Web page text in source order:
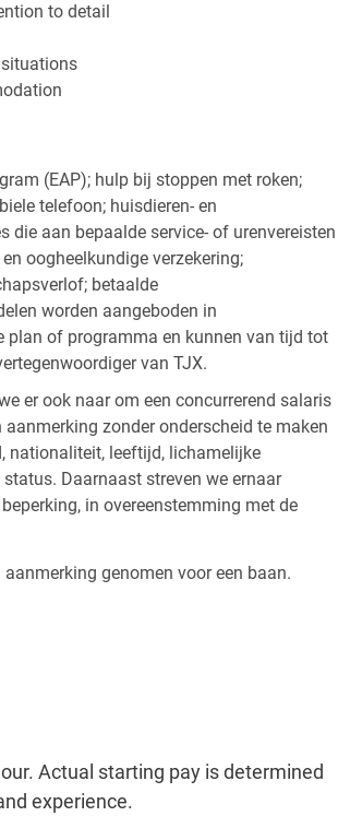
to detail
(EAP); hulp bij stoppen met roken;
telefoon; huisdieren- en
die aan bepaalde service- of urenvereisten
oogheelkundige verzekering;
betaalde
worden aangeboden in
plan of programma en kunnen van tijd tot
van TJX.
er ook naar om een concurrerend salaris
zonder onderscheid te maken
nationaliteit, leeftijd, lichamelijke
Daarnaast streven we ernaar
in overeenstemming met de
genomen voor een baan.
Actual starting pay is determined
experience.